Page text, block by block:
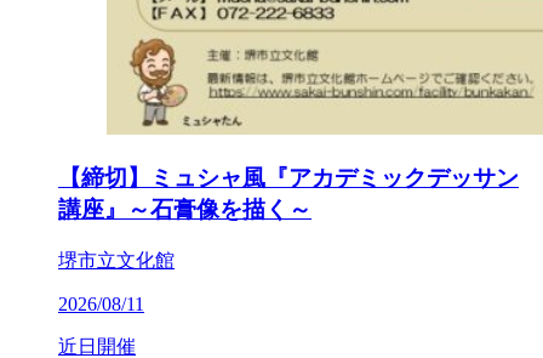
【締切】ミュシャ風『アカデミックデッサン
講座』～石膏像を描く～
堺市立文化館
2026/08/11
近日開催